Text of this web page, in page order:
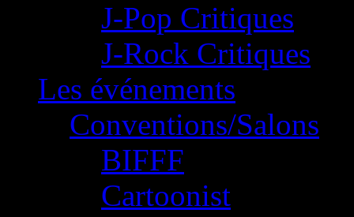
J-Pop Critiques
J-Rock Critiques
Les événements
Conventions/Salons
BIFFF
Cartoonist